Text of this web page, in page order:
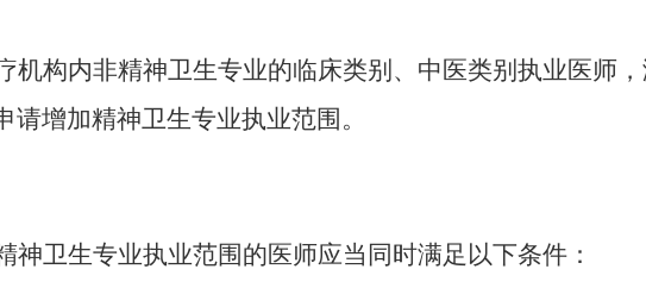
机构内非精神卫生专业的临床类别、中医类别执业医师
请增加精神卫生专业执业范围。
神卫生专业执业范围的医师应当同时满足以下条件：